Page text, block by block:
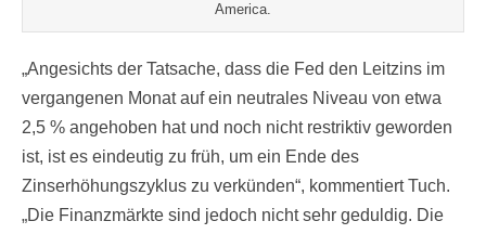
America.
„Angesichts der Tatsache, dass die Fed den Leitzins im
vergangenen Monat auf ein neutrales Niveau von etwa
2,5 % angehoben hat und noch nicht restriktiv geworden
ist, ist es eindeutig zu früh, um ein Ende des
Zinserhöhungszyklus zu verkünden“, kommentiert Tuch.
„Die Finanzmärkte sind jedoch nicht sehr geduldig. Die